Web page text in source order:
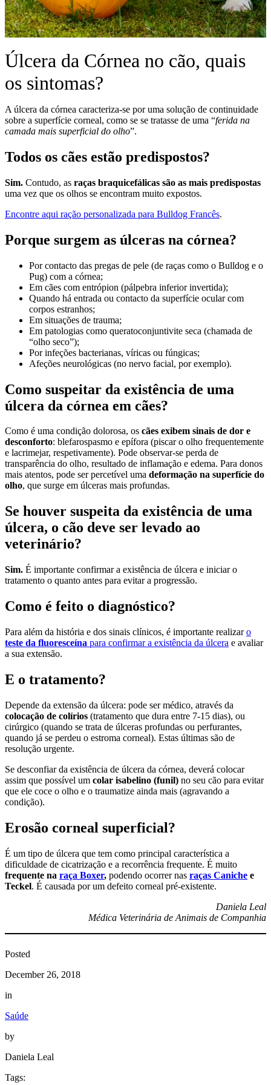
Úlcera da Córnea no cão, quais
os sintomas?
A úlcera da córnea caracteriza-se por uma solução de continuidade
sobre a superfície corneal, como se se tratasse de uma “ferida na
camada mais superficial do olho”.
Todos os cães estão predispostos?
Sim. Contudo, as raças braquicefálicas são as mais predispostas
uma vez que os olhos se encontram muito expostos.
Encontre aqui ração personalizada para Bulldog Francês.
Porque surgem as úlceras na córnea?
Por contacto das pregas de pele (de raças como o Bulldog e o
Pug) com a córnea;
Em cães com entrópion (pálpebra inferior invertida);
Quando há entrada ou contacto da superfície ocular com
corpos estranhos;
Em situações de trauma;
Em patologias como queratoconjuntivite seca (chamada de
“olho seco”);
Por infeções bacterianas, víricas ou fúngicas;
Afeções neurológicas (no nervo facial, por exemplo).
Como suspeitar da existência de uma
úlcera da córnea em cães?
Como é uma condição dolorosa, os cães exibem sinais de dor e
desconforto: blefarospasmo e epífora (piscar o olho frequentemente
e lacrimejar, respetivamente). Pode observar-se perda de
transparência do olho, resultado de inflamação e edema. Para donos
mais atentos, pode ser percetível uma deformação na superfície do
olho, que surge em úlceras mais profundas.
Se houver suspeita da existência de uma
úlcera, o cão deve ser levado ao
veterinário?
Sim. É importante confirmar a existência de úlcera e iniciar o
tratamento o quanto antes para evitar a progressão.
Como é feito o diagnóstico?
Para além da história e dos sinais clínicos, é importante realizaro
teste da fluoresceína para confirmar a existência da úlcera e avaliar
a sua extensão.
E o tratamento?
Depende da extensão da úlcera: pode ser médico, através da
colocação de colírios (tratamento que dura entre 7-15 dias), ou
cirúrgico (quando se trata de úlceras profundas ou perfurantes,
quando já se perdeu o estroma corneal). Estas últimas são de
resolução urgente.
Se desconfiar da existência de úlcera da córnea, deverá colocar
assim que possível um colar isabelino (funil) no seu cão para evitar
que ele coce o olho e o traumatize ainda mais (agravando a
condição).
Erosão corneal superficial?
É um tipo de úlcera que tem como principal característica a
dificuldade de cicatrização e a recorrência frequente. É muito
frequente na raça Boxer, podendo ocorrer nas raças Caniche e
Teckel. É causada por um defeito corneal pré-existente.
Daniela Leal
Médica Veterinária de Animais de Companhia
Posted
December 26, 2018
in
Saúde
by
Daniela Leal
Tags: